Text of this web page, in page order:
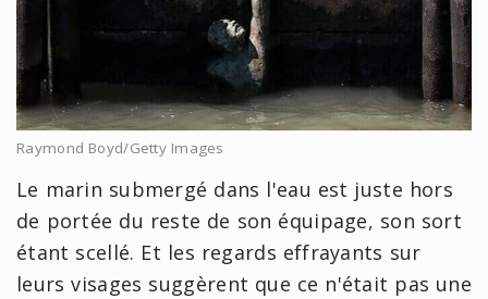
Raymond Boyd/Getty Images
Le marin submergé dans l'eau est juste hors
de portée du reste de son équipage, son sort
étant scellé. Et les regards effrayants sur
leurs visages suggèrent que ce n'était pas une